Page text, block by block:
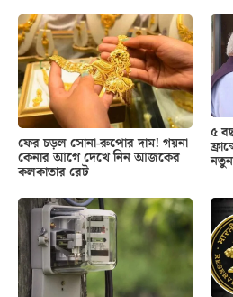
ফের চড়ল সোনা-রুপোর দাম! গয়না
কেনার আগে দেখে নিন আজকের
কলকাতার রেট
৫
নতুন